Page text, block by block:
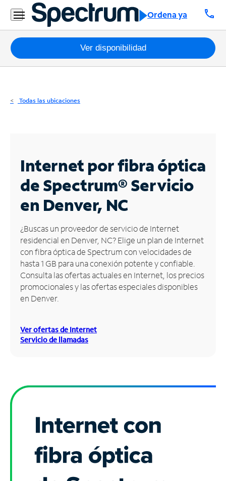
Ordena ya call
Residencial
Business
Paquetes
Internet
Business
Contáctanos
Inglés
Administrar
cuenta
Encuentra
una
tienda
Ver disponibilidad
Todas las ubicaciones
Internet por fibra óptica
de Spectrum®Servicio
en Denver, NC
¿Buscas un proveedor de servicio de Internet
residencial en Denver, NC? Elige un plan de Internet
con fibra óptica de Spectrum con velocidades de
hasta 1 GB para una conexión potente y confiable.
Consulta las ofertas actuales en Internet, los precios
promocionales y las ofertas especiales disponibles
en Denver.
Ver ofertas de Internet
Servicio de llamadas